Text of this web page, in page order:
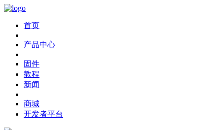
首页
产品中心
固件
教程
新闻
商城
开发者平台